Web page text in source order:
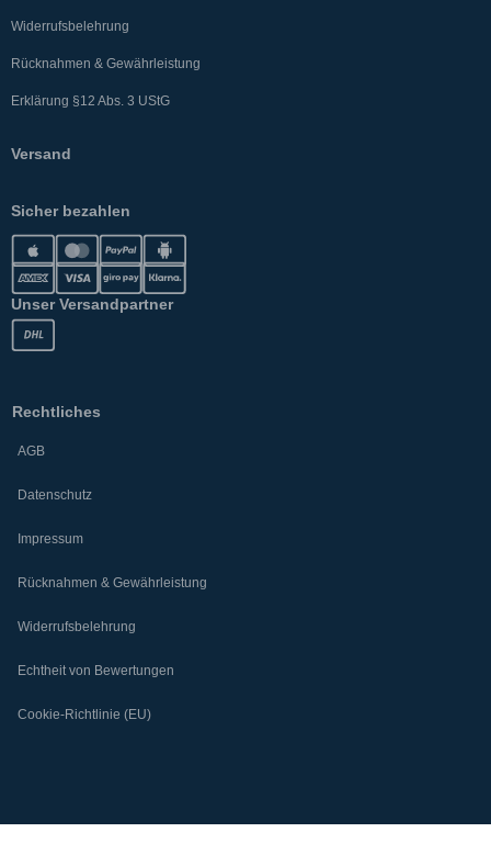
Widerrufsbelehrung
Rücknahmen & Gewährleistung
Erklärung §12 Abs. 3 UStG
Versand
Sicher bezahlen
Unser Versandpartner
Rechtliches
AGB
Datenschutz
Impressum
Rücknahmen & Gewährleistung
Widerrufsbelehrung
Echtheit von Bewertungen
Cookie-Richtlinie (EU)